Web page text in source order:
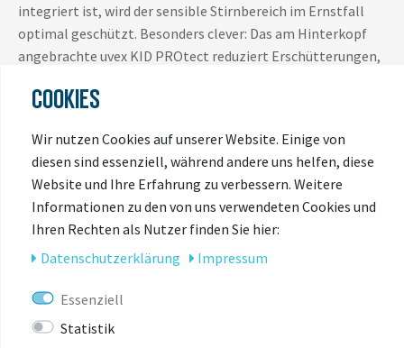
integriert ist, wird der sensible Stirnbereich im Ernstfall
optimal geschützt. Besonders clever: Das am Hinterkopf
angebrachte uvex KID PROtect reduziert Erschütterungen,
übertragen werden und verhindert auch ein Wegrutschen
Rücklicht nicht im Lieferumfang enthalten.
COOKIES
Wir nutzen Cookies auf unserer Website. Einige von
diesen sind essenziell, während andere uns helfen, diese
Website und Ihre Erfahrung zu verbessern. Weitere
Informationen zu den von uns verwendeten Cookies und
Ihren Rechten als Nutzer finden Sie hier:
Daten­schutz­erklärung
Impressum
Essenziell
Statistik